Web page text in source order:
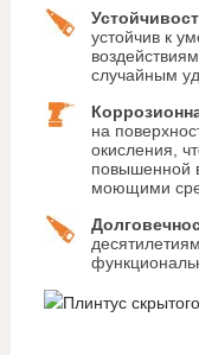
устойчив к
случайным
на
окисления,
повышенной
моющими